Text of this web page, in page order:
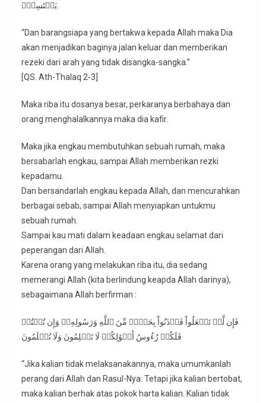
یَحۡتَسِبُۚ.
“Dan barangsiapa yang bertakwa kepada Allah maka Dia
akan menjadikan baginya jalan keluar dan memberikan
rezeki dari arah yang tidak disangka-sangka.”
[QS. Ath-Thalaq 2-3]
Maka riba itu dosanya besar, perkaranya berbahaya dan
orang menghalalkannya maka dia kafir.
Maka jika engkau membutuhkan sebuah rumah, maka
bersabarlah engkau, sampai Allah memberikan rezki
kepadamu.
Dan bersandarlah engkau kepada Allah, dan mencurahkan
berbagai sebab, sampai Allah menyiapkan untukmu
sebuah rumah.
Sampai kau mati dalam keadaan engkau selamat dari
peperangan dari Allah.
Karena orang yang melakukan riba itu, dia sedang
memerangi Allah (kita berlindung keapda Allah darinya),
sebagaimana Allah berfirman :
فَإِن لَّمۡ تَفۡعَلُواْ فَأۡذَنُواْ بِحَرۡبٖ مِّنَ ٱللَّهِ وَرَسُولِهِۦۖ وَإِن تُبۡتُمۡ
فَلَكُمۡ رُءُوسُ أَمۡوَٰلِكُمۡ لَا تَظۡلِمُونَ وَلَا تُظۡلَمُونَ
“Jika kalian tidak melaksanakannya, maka umumkanlah
perang dari Allah dan Rasul-Nya. Tetapi jika kalian bertobat,
maka kalian berhak atas pokok harta kalian. Kalian tidak